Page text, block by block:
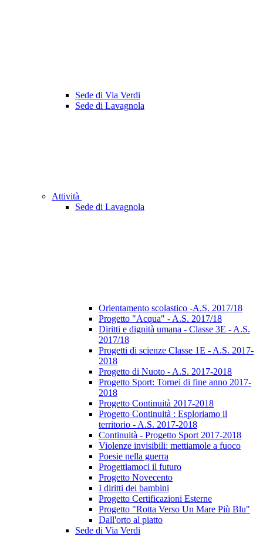
Sede di Via Verdi
Sede di Lavagnola
Attività
Sede di Lavagnola
Orientamento scolastico -A.S. 2017/18
Progetto "Acqua" - A.S. 2017/18
Diritti e dignità umana - Classe 3E - A.S.
2017/18
Progetti di scienze Classe 1E - A.S. 2017-
2018
Progetto di Nuoto - A.S. 2017-2018
Progetto Sport: Tornei di fine anno 2017-
2018
Progetto Continuità 2017-2018
Progetto Continuità : Esploriamo il
territorio - A.S. 2017-2018
Continuità - Progetto Sport 2017-2018
Violenze invisibili: mettiamole a fuoco
Poesie nella guerra
Progettiamoci il futuro
Progetto Novecento
I diritti dei bambini
Progetto Certificazioni Esterne
Progetto "Rotta Verso Un Mare Più Blu"
Dall'orto al piatto
Sede di Via Verdi